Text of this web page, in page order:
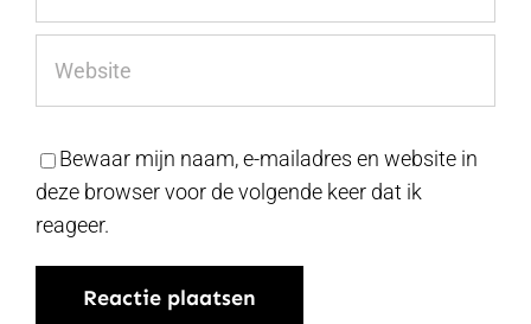
Bewaar mijn naam, e-mailadres en website in
deze browser voor de volgende keer dat ik
reageer.